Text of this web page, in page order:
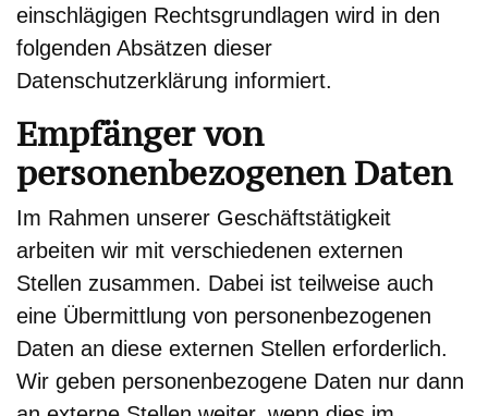
einschlägigen Rechtsgrundlagen wird in den
folgenden Absätzen dieser
Datenschutzerklärung informiert.
Empfänger von
personenbezogenen Daten
Im Rahmen unserer Geschäftstätigkeit
arbeiten wir mit verschiedenen externen
Stellen zusammen. Dabei ist teilweise auch
eine Übermittlung von personenbezogenen
Daten an diese externen Stellen erforderlich.
Wir geben personenbezogene Daten nur dann